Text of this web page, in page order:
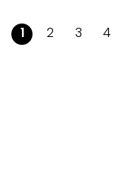
Seite:
1 Seite:
2 Seite:
3 4